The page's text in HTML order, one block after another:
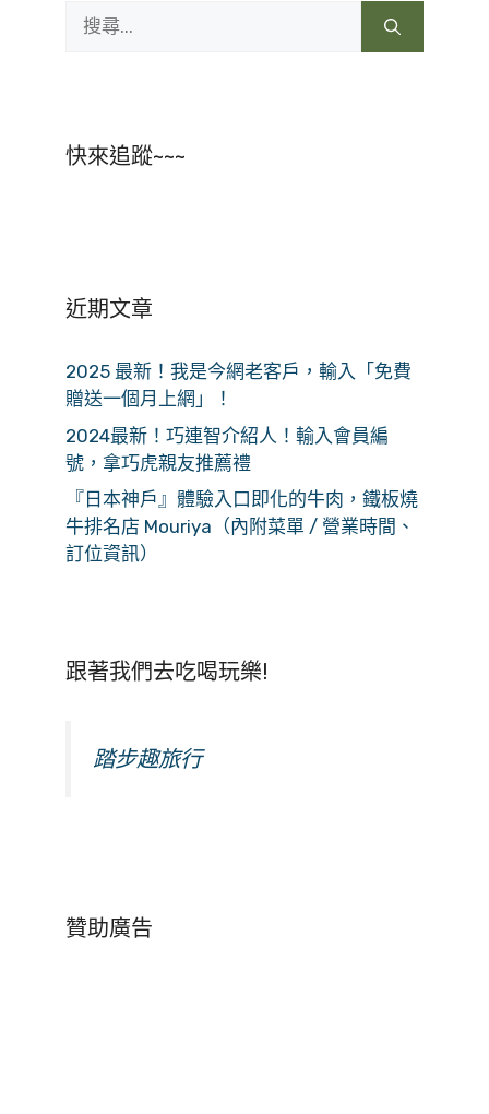
尋:
快來追蹤~~~
近期文章
2025 最新！我是今網老客戶，輸入「免費
贈送一個月上網」！
2024最新！巧連智介紹人！輸入會員編
號，拿巧虎親友推薦禮
『日本神戶』體驗入口即化的牛肉，鐵板燒
牛排名店 Mouriya（內附菜單 / 營業時間、
訂位資訊）
跟著我們去吃喝玩樂!
踏步趣旅行
贊助廣告